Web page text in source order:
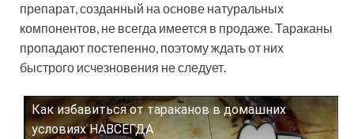
препарат, созданный на основе натуральных
компонентов, не всегда имеется в продаже. Тараканы
пропадают постепенно, поэтому ждать от них
быстрого исчезновения не следует.
Как избавиться от тараканов в домашних
условиях НАВСЕГДА
Смотрите это видео на YouTube